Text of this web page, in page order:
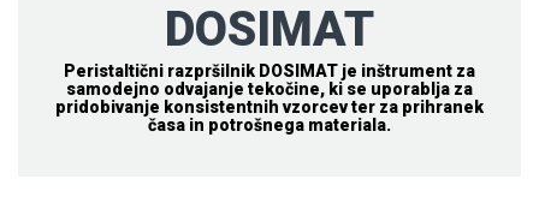
DOSIMAT
Peristaltični razpršilnik DOSIMAT je inštrument za
samodejno odvajanje tekočine, ki se uporablja za
pridobivanje konsistentnih vzorcev ter za prihranek
časa in potrošnega materiala.